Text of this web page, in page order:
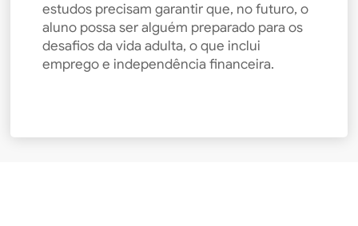
estudos precisam garantir que, no futuro, o
aluno possa ser alguém preparado para os
desafios da vida adulta, o que inclui
emprego e independência financeira.